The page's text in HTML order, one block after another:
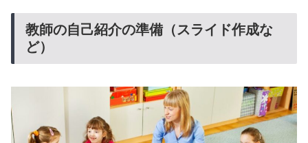
教師の自己紹介の準備（スライド作成な
ど）